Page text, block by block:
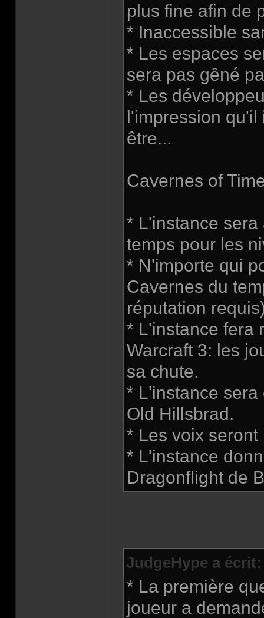
plus fine afin de
* Inaccessible
* Les espaces
sera pas gêné
* Les
l'impression
être...
Cavernes of
* L'instance
temps pour les
* N'importe qui
Cavernes du
réputation
* L'instance fera
Warcraft 3: les
sa chute.
* L'instance
Old Hillsbrad.
* Les voix
* L'instance
Dragonflight de
JudgeHype a écrit:
* La première
joueur a